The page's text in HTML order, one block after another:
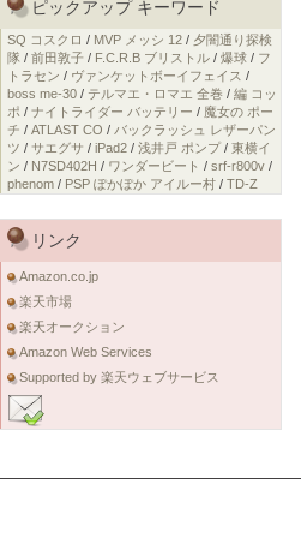
ピックアップ キーワード
SQ コスクロ / MVP メッシ 12 / 夕闇通り探検
隊 / 前田敦子 / F.C.R.B ブリストル / 爆球 / フ
トラセン / ヴァンケットボーイフェイス /
boss me-30 / テルマエ・ロマエ 全巻 / 編 コッ
ポ / ナイトライダー バッテリー / 魔女の ポー
チ / ATLAST CO / バックラッシュ レザーパン
ツ / サエグサ / iPad2 / 浅井戸 ポンプ/ 東横イ
ン / N7SD402H / ワンダービート / srf-r800v /
phenom / PSP ぽかぽか アイルー村 / TD-Z
リンク
Amazon.co.jp
楽天市場
楽天オークション
Amazon Web Services
Supported by 楽天ウェブサービス